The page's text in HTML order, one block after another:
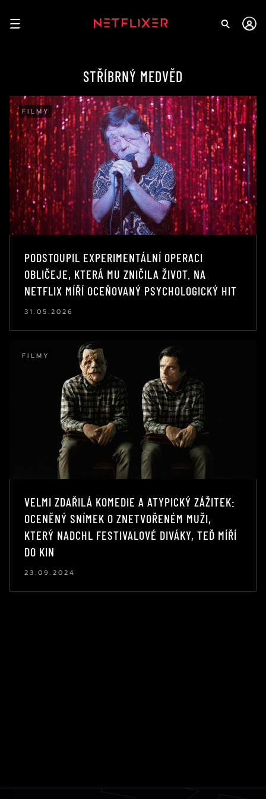
STŘÍBRNÝ MEDVĚD
FILMY
PODSTOUPIL EXPERIMENTÁLNÍ OPERACI
OBLIČEJE, KTERÁ MU ZNIČILA ŽIVOT. NA
NETFLIX MÍŘÍ OCEŇOVANÝ PSYCHOLOGICKÝ HIT
31.05.2026
FILMY
VELMI ZDAŘILÁ KOMEDIE A ATYPICKÝ ZÁŽITEK:
OCENĚNÝ SNÍMEK O ZNETVOŘENÉM MUŽI,
KTERÝ NADCHL FESTIVALOVÉ DIVÁKY, TEĎ MÍŘÍ
DO KIN
23.09.2024